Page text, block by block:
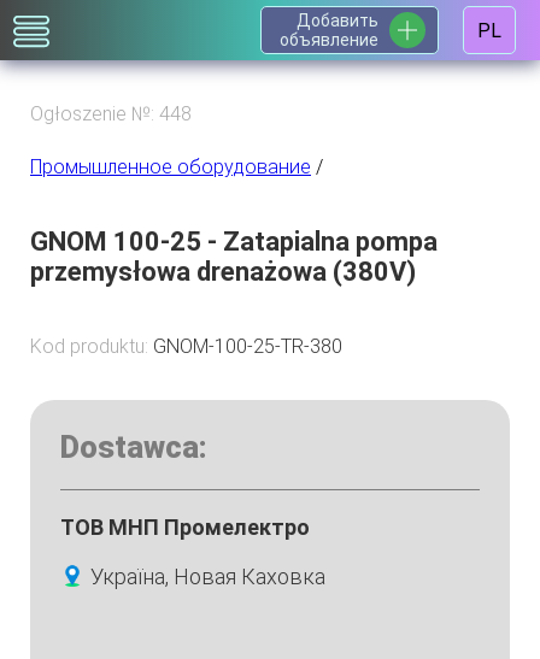
Добавить
объявление
PL
Ogłoszenie №: 448
Промышленное оборудование /
GNOM 100-25 - Zatapialna pompa
przemysłowa drenażowa (380V)
Kod produktu: GNOM-100-25-TR-380
Dostawca:
ТОВ МНП Промелектро
Україна, Новая Каховка